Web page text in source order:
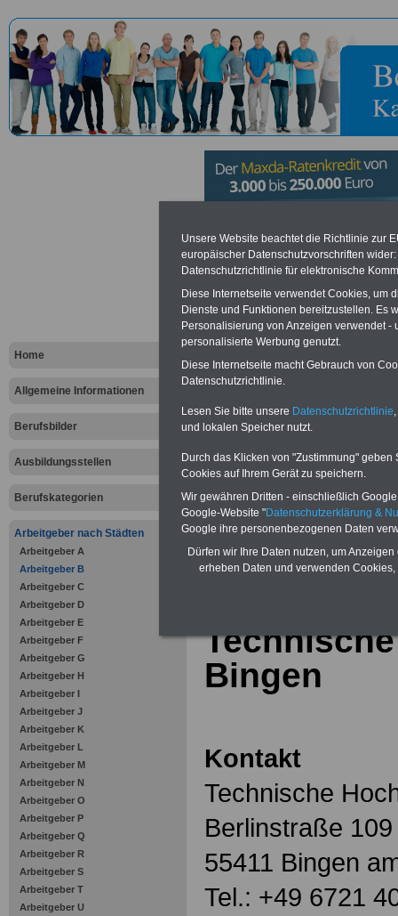
Home
Allgemeine Informationen
Berufsbilder
Ausbildungsstellen
Berufskategorien
Arbeitgeber nach Städten
Arbeitgeber A
Arbeitgeber B
Arbeitgeber C
Arbeitgeber D
Arbeitgeber E
Arbeitgeber F
Arbeitgeber G
Arbeitgeber H
Arbeitgeber I
Arbeitgeber J
Arbeitgeber K
Arbeitgeber L
Arbeitgeber M
Arbeitgeber N
Arbeitgeber O
Arbeitgeber P
Arbeitgeber Q
Arbeitgeber R
Arbeitgeber S
Arbeitgeber T
Arbeitgeber U
Bingen
Vorteile für den öffentlichen
Vergleichen und sparen
Bausparen schon ab 16 Jahren
Berufsunfähigkeitsabsicherung
Online-Vergleich Gesetzliche
Krankenkassen
Krankenversicherung
zurück zur
Bingen
Kontakt
Technische
Berlinstraße 109
55411 Bingen
Tel.: +49 6721
Unsere Website beachtet die Richtlinie zur
europäischer Datenschutzvorschriften
Datenschutzrichtlinie für elektronische
Diese Internetseite verwendet Cookies, um
Dienste und Funktionen bereitzustellen. Es
Personalisierung von Anzeigen verwendet
personalisierte Werbung genutzt.
Diese Internetseite macht Gebrauch von
Datenschutzrichtlinie.
Lesen Sie bitte unsere Datenschutzrichtlinie
und lokalen Speicher nutzt.
Durch das Klicken von "Zustimmung"
Cookies auf Ihrem Gerät zu speichern.
Wir gewähren Dritten - einschließlich
Google-Website "Datenschutzerklärung &
Google ihre personenbezogenen Daten
Dürfen wir Ihre Daten nutzen, um
erheben Daten und verwenden